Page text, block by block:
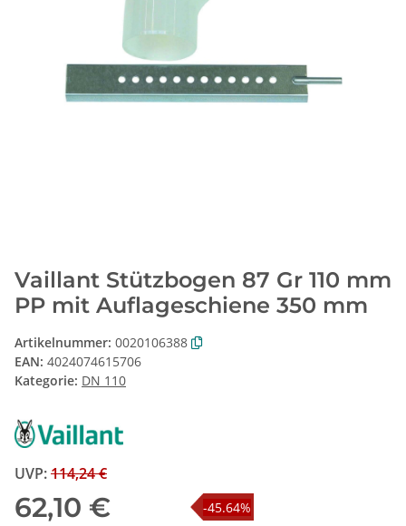
Vaillant Stützbogen 87 Gr 110 mm
PP mit Auflageschiene 350 mm
Artikelnummer: 0020106388
EAN: 4024074615706
Kategorie: DN 110
UVP:114,24 €
-45.64%
62,10 €